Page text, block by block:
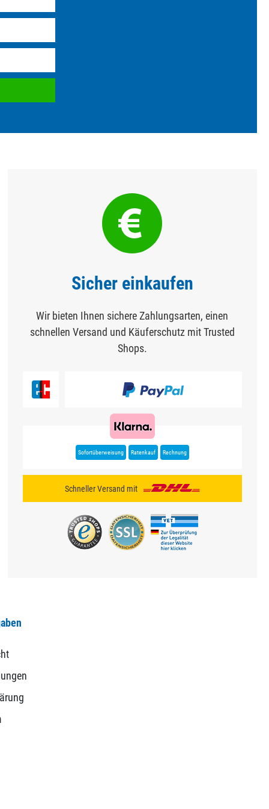
Sicher einkaufen
Wir bieten Ihnen sichere Zahlungsarten, einen
schnellen Versand und Käuferschutz mit Trusted
Shops.
Sofortüberweisung Ratenkauf Rechnung
Schneller Versand mit